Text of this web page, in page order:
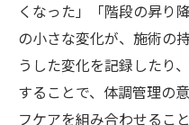
くなった」「階段の昇り
の小さな変化が、施術の
うした変化を記録したり
することで、体調管理の